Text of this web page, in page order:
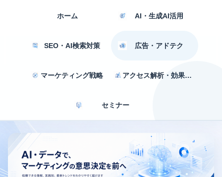
ホーム AI・生成AI活用
SEO・AI検索対策 広告・アドテク
マーケティング戦略 アクセス解析・効果測定
セミナー